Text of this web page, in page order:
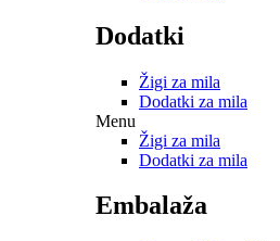
Dodatki
Žigi za mila
Dodatki za mila
Menu
Žigi za mila
Dodatki za mila
Embalaža